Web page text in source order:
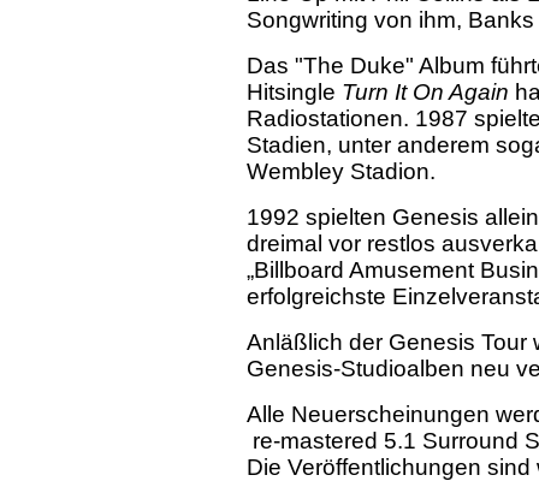
Songwriting von ihm,
Das "The Duke" Album
Hitsingle Turn It On Again
Radiostationen. 1987
Stadien, unter anderem
Wembley Stadion.
1992 spielten Genesis
dreimal vor restlos
„Billboard Amusement
erfolgreichste
Anläßlich der Genesis Tour
Genesis-Studioalben neu
Alle Neuerscheinungen
re-mastered 5.1 Surround
Die Veröffentlichungen